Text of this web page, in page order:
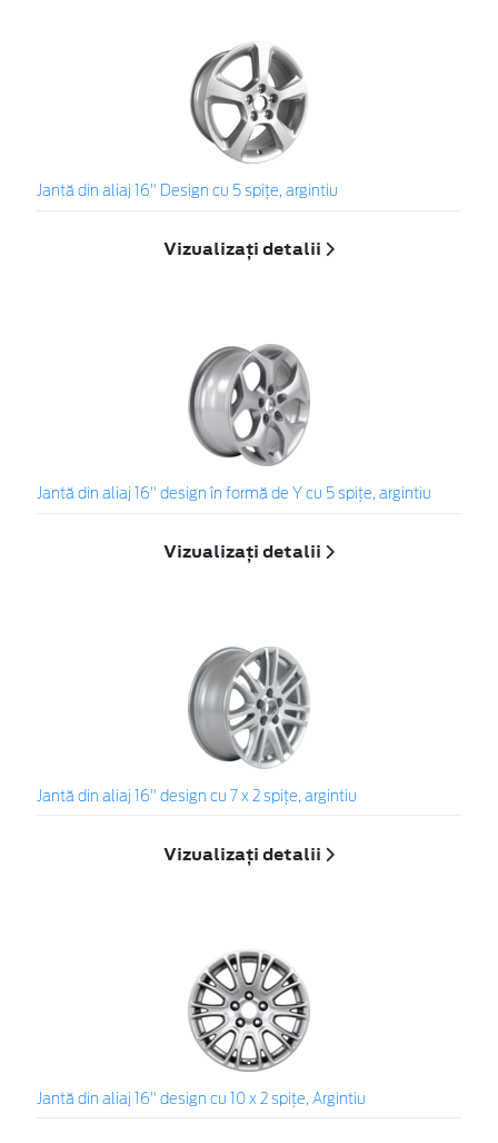
Jantă din aliaj 16" Design cu 5 spiţe, argintiu
Vizualizați detalii
Jantă din aliaj 16" design în formă de Y cu 5 spiţe, argintiu
Vizualizați detalii
Jantă din aliaj 16" design cu 7 x 2 spiţe, argintiu
Vizualizați detalii
Jantă din aliaj 16" design cu 10 x 2 spiţe, Argintiu